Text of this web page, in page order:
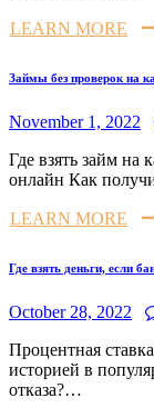
LEARN MORE
Займы без проверок на
November 1, 2022
Где взять займ на
онлайн Как
LEARN MORE
Где взять деньги, если
October 28, 2022
Процентная
историей в
отказа?…